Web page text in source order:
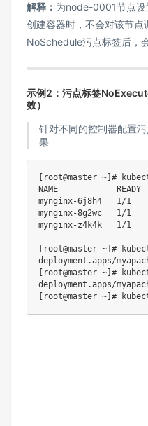
解释： 为node-0001节点
创建容器时，不会对该节
NoSchedule污点标签后，
示例2：污点标签
效）
针对不同的控制器配置
果
[root@master ~]#
NAME            READY
mynginx-6j8h4   1/1
mynginx-8g2wc   1/1
mynginx-z4k4k   1/1
[root@master ~]#
deployment.apps/
[root@master ~]#
deployment.apps/
[root@master ~]#